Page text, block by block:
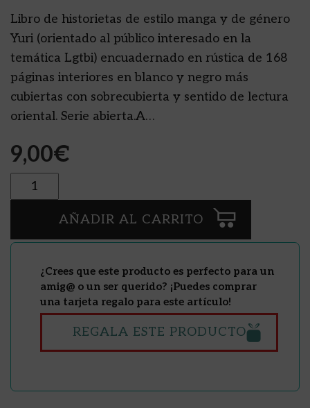
Libro de historietas de estilo manga y de género
Yuri (orientado al público interesado en la
temática Lgtbi) encuadernado en rústica de 168
páginas interiores en blanco y negro más
cubiertas con sobrecubierta y sentido de lectura
oriental. Serie abierta.A…
9,00€
Cantidad
AÑADIR AL CARRITO
¿Crees que este producto es perfecto para un
amig@ o un ser querido? ¡Puedes comprar
una tarjeta regalo para este artículo!
REGALA ESTE PRODUCTO